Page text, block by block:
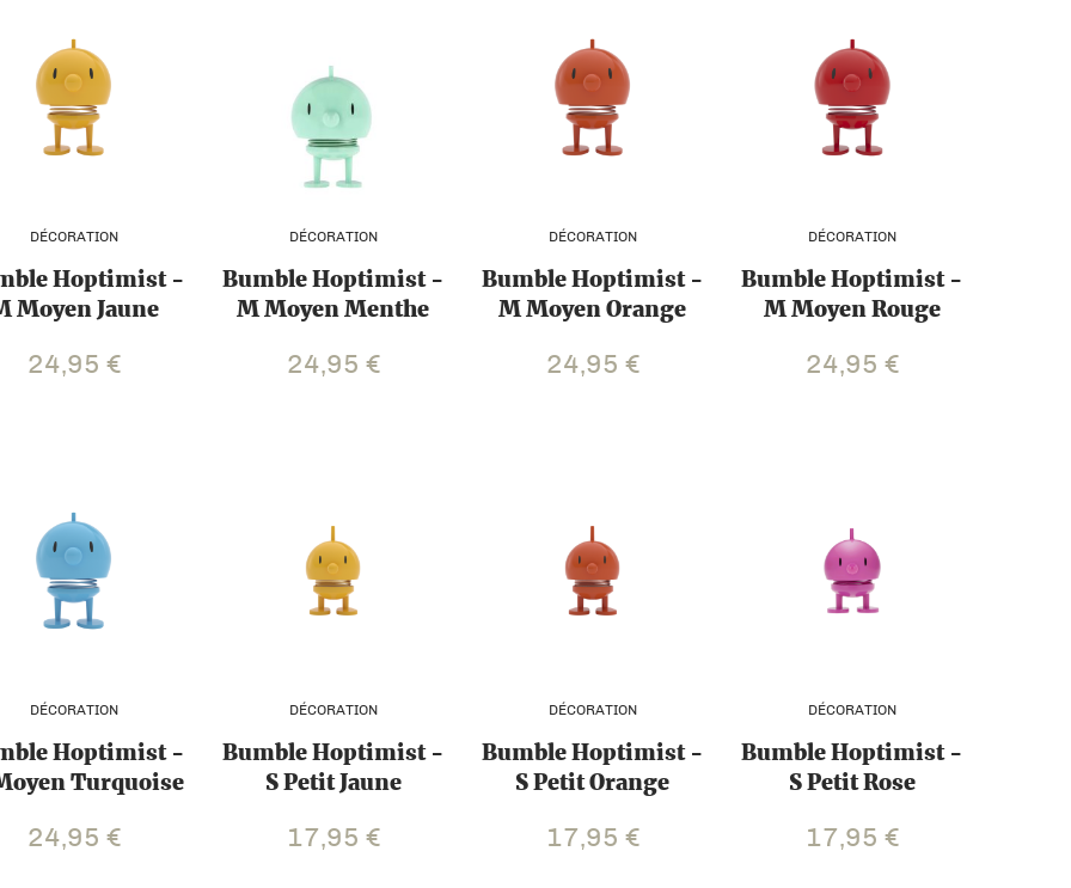
DÉCORATION
Hoptimist -
Moyen Jaune
24,95 €
DÉCORATION
Bumble Hoptimist -
M Moyen Menthe
24,95 €
DÉCORATION
Bumble Hoptimist -
M Moyen Orange
24,95 €
DÉCORATION
Bumble Hoptimist -
M Moyen Rouge
24,95 €
DÉCORATION
Hoptimist -
Turquoise
24,95 €
DÉCORATION
Bumble Hoptimist -
S Petit Jaune
17,95 €
DÉCORATION
Bumble Hoptimist -
S Petit Orange
17,95 €
DÉCORATION
Bumble Hoptimist -
S Petit Rose
17,95 €